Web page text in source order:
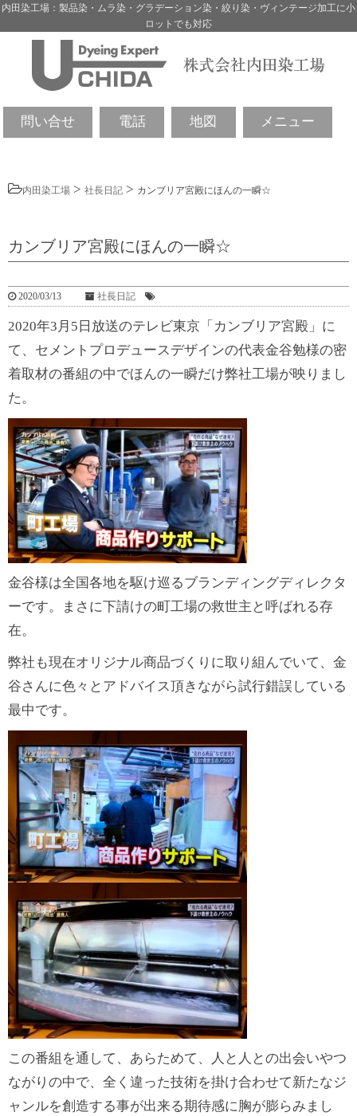
内田染工場：製品染・ムラ染・グラデーション染・絞り染・ヴィンテージ加工に小
ロットでも対応
問い合せ 電話 地図 メニュー
内田染工場 > 社長日記 > カンブリア宮殿にほんの一瞬☆
カンブリア宮殿にほんの一瞬☆
2020/03/13 社長日記
2020年3月5日放送のテレビ東京「カンブリア宮殿」に
て、セメントプロデュースデザインの代表金谷勉様の密
着取材の番組の中でほんの一瞬だけ弊社工場が映りまし
た。
金谷様は全国各地を駆け巡るブランディングディレクタ
ーです。まさに下請けの町工場の救世主と呼ばれる存
在。
弊社も現在オリジナル商品づくりに取り組んでいて、金
谷さんに色々とアドバイス頂きながら試行錯誤している
最中です。
この番組を通して、あらためて、人と人との出会いやつ
ながりの中で、全く違った技術を掛け合わせて新たなジ
ャンルを創造する事が出来る期待感に胸が膨らみまし